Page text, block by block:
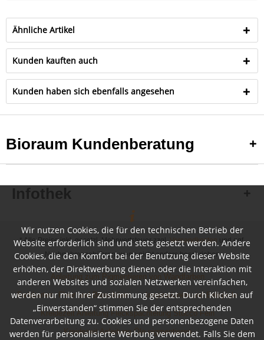
Ähnliche Artikel
Kunden kauften auch
Kunden haben sich ebenfalls angesehen
Bioraum Kundenberatung
Infothek
* Alle Preise inkl. gesetzl. Mehrwertsteuer zzgl.Versandkosten
und ggf.
Nachnahmegebühren, wenn nicht anders beschrieben
Anleitung zum Pigmentieren von Wandfarben
Farbkarten, Flyer und Broschüren Inspirationen und Beispiele
Kreidezeit Anleitung Fleckspachtelung Stucco Fein
Kreidezeit Anleitung Öle pigmentieren
Wir nutzen Cookies, die für den technischen Betrieb der
Website erforderlich sind und stets gesetzt werden. Andere
Cookies, die den Komfort bei der Benutzung dieser Website
erhöhen, der Direktwerbung dienen oder die Interaktion mit
anderen Websites und sozialen Netzwerken vereinfachen,
werden nur mit Ihrer Zustimmung gesetzt. Durch Klicken auf
„Einverstanden“ stimmen Sie der entsprechenden
Datenverarbeitung zu. Cookies und personenbezogene Daten
werden für personalisierte Werbung verwendet. Falls Sie dem